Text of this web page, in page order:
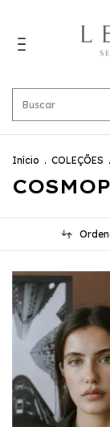
Início . COLEÇÕES .